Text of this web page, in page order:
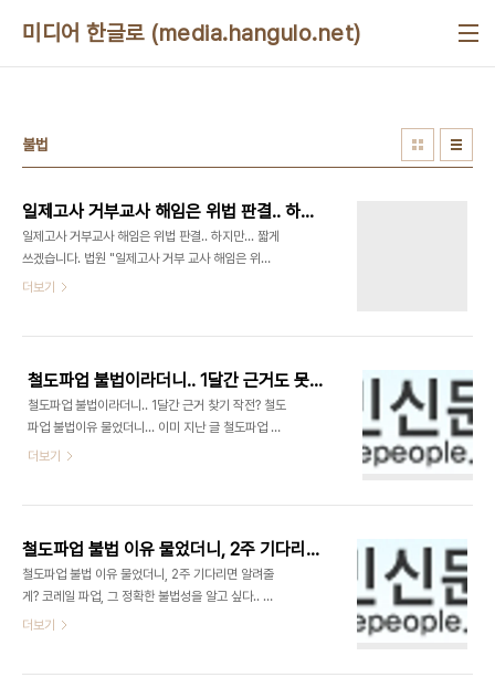
미디어 한글로 (media.hangulo.net)
불법
일제고사 거부교사 해임은 위법 판결.. 하지만...
일제고사 거부교사 해임은 위법 판결.. 하지만... 짧게
쓰겠습니다. 법원 "일제고사 거부 교사 해임은 위법"
[연합뉴스] 2009.12.31
감독을 거부하거나 일제교사를 반대하는 가정통신문
을 발송하는 등의 행위를 한 교사들에 대해 견책∼정
직3월의 징계가 내려지는 등 다른 경우와 비교해볼
때 해임은 지나치게 무거워 형평에 반하고 징계권 남
용에 해당한다"고 밝혔다. 또 "이들 교사의 행위가 교
위'에 해당한다고 단정하기도 어렵다"고 덧붙였다..
더보기
철도파업 불법이라더니.. 1달간 근거도 못찾아?
철도파업 불법이라더니.. 1달간 근거 찾기 작전? 철도
파업 불법이유 물었더니... 이미 지난 글 철도파업 불
법 이유 물었더니, 2주 기다리면 알려줄게?
원장의 국민신문고에 정식으로 질문을 드렸다. 12월
1일에 질문한 이것은 12월 17일까지 답변을 준다고
되어 있었다. 이미 여러부처 장관들까지 나와서 정규
방송 중단해가면서 기자회견까지 한 사안인데, 불법
여부조차 국민에게 공개못할 속 사정은 무엇인지 궁
대작전? 그런데, 12월 17일이 되자, 문자 메시지 하
더보기
철도파업 불법 이유 물었더니, 2주 기다리면 알려줄게?
철도파업 불법 이유 물었더니, 2주 기다리면 알려줄
게? 코레일 파업, 그 정확한 불법성을 알고 싶다.. 그
런데.. 얼마전 코레일(한국철도공사)의 파업을 보면
더보기